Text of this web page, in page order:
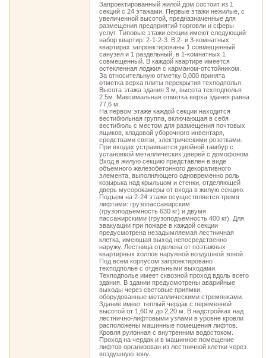
Запроектированный жилой дом состоит из 1
секций с 24 этажами. Первые этажи нежилые, с
увеличенной высотой, предназначенные для
размещения предприятий торговли и сферы
услуг. Типовые этажи секции имеют следующий
набор квартир: 2-1-2-3. В 2- и 3-комнатных
квартирах запроектированы 1 совмещенный
санузел и 1 раздельный, в 1-комнатных 1
совмещенный. В каждой квартире имеется
остекленная лоджия с карманом-отстойником.
За относительную отметку 0,000 принята
отметка верха плиты перекрытия техподполья.
Высота этажа здания 3 м, высота техподполья
2.5м. Максимальная отметка верха здания равна
77,6 м.
На первом этаже каждой секции находится
вестибюльная группа, включающая в себя
вестибюль с местом для размещения почтовых
ящиков, кладовой уборочного инвентаря,
средствами связи, электрическими розетками.
При входах устраивается двойной тамбур с
установкой металлических дверей с домофоном.
Вход в жилую секцию представлен в виде
объемного железобетонного декоративного
элемента, выполняющего одновременно роль
козырька над крыльцом и стенки, отделяющей
дверь мусорокамеры от входа в жилую секцию.
Подъем на 2-24 этажи осуществляется тремя
лифтами: грузопассажирским
(грузоподъемность 630 кг) и двумя
пассажирскими (грузоподъемность 400 кг). Для
эвакуации при пожаре в каждой секции
предусмотрена незадымляемая лестничная
клетка, имеющая выход непосредственно
наружу. Лестница отделена от поэтажных
квартирных холлов наружной воздушной зоной.
Под всем корпусом запроектировано
техподполье с отдельными выходами.
Техподполье имеет сквозной проход вдоль всего
здания. В здании предусмотрены аварийные
выходы через световые приямки,
оборудованные металлическими стремянками.
Здание имеет теплый чердак с переменной
высотой от 1,60 м до 2,20 м. В надстройках над
лестнично-лифтовыми узлами в уровне кровли
расположены машинные помещения лифтов.
Кровля рулонная с внутренним водостоком.
Проход на чердак и в машинное помещение
лифтов организован из лестничной клетки через
воздушную зону.